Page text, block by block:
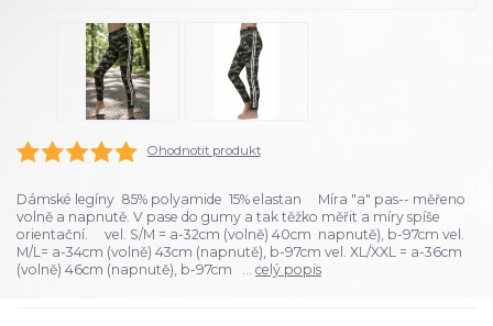
Ohodnotit produkt
Dámské legíny 85% polyamide 15% elastan Míra "a" pas-- měřeno
volně a napnutě. V pase do gumy a tak těžko měřit a míry spíše
orientační. vel. S/M = a-32cm (volně) 40cm napnutě), b-97cm vel.
M/L= a-34cm (volně) 43cm (napnutě), b-97cm vel. XL/XXL = a-36cm
(volně) 46cm (napnutě), b-97cm ... celý popis